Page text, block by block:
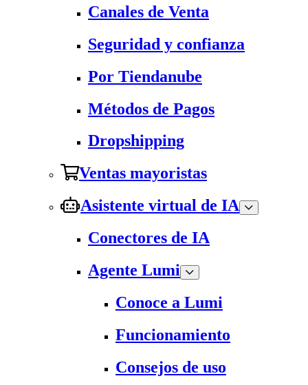
Canales de Venta
Seguridad y confianza
Por Tiendanube
Métodos de Pagos
Dropshipping
Ventas mayoristas
Asistente virtual de IA
Conectores de IA
Agente Lumi
Conoce a Lumi
Funcionamiento
Consejos de uso